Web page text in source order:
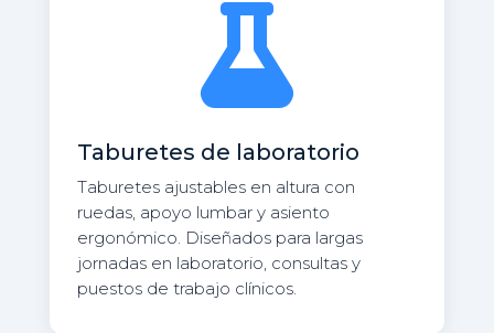

Taburetes de laboratorio
Taburetes ajustables en altura con
ruedas, apoyo lumbar y asiento
ergonómico. Diseñados para largas
jornadas en laboratorio, consultas y
puestos de trabajo clínicos.